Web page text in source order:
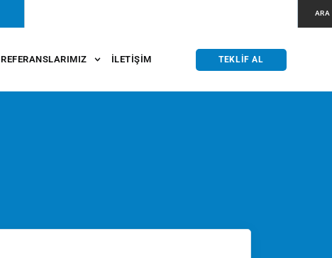
ARA
REFERANSLARIMIZ İLETIŞIM TEKLIF AL